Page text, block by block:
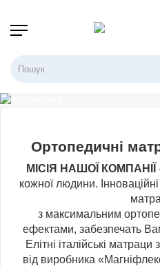
Ортопедичні
МІСІЯ НАШОЇ КОМПАНІЇ
кожної людини.
з максимальним
ефектами, забезпечать
Елітні італійські
від виробника